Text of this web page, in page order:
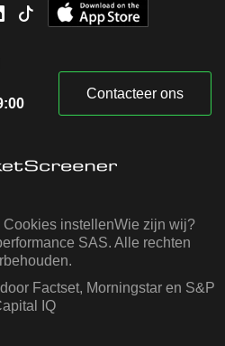
Contacteer ons
Cookies instellenWie zijn wij?
SAS. Alle rechten
Factset, Morningstar en S&P
IQ